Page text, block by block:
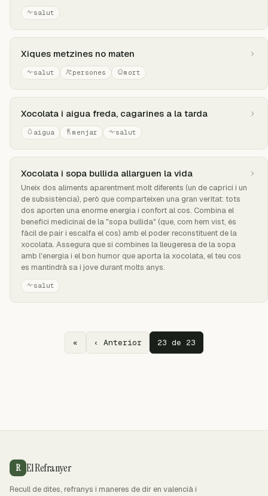
salut
Xiques metzines no maten
salut persones mort
Xocolata i aigua freda, cagarines a la tarda
aigua menjar salut
Xocolata i sopa bullida allarguen la vida
Uneix dos aliments aparentment molt diferents (un de caprici i un
de subsistència), però que comparteixen una gran veritat: tots
dos aporten una enorme energia i confort al cos. Combina el
benefici medicinal de la "sopa bullida" (que, com hem vist, és
fàcil de pair i escalfa el cos) amb el poder reconstituent de la
xocolata. Assegura que si combines la lleugeresa de la sopa
amb l'energia i el bon humor que aporta la xocolata, el teu cos
es mantindrà sa i jove durant molts anys.
salut
« ‹ Anterior 23 de 23
R El Refranyer
Recull de dites, refranys i maneres de dir en valencià i